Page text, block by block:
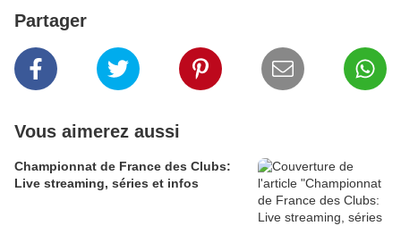
Partager
Vous aimerez aussi
Championnat de France des Clubs:
Live streaming, séries et infos